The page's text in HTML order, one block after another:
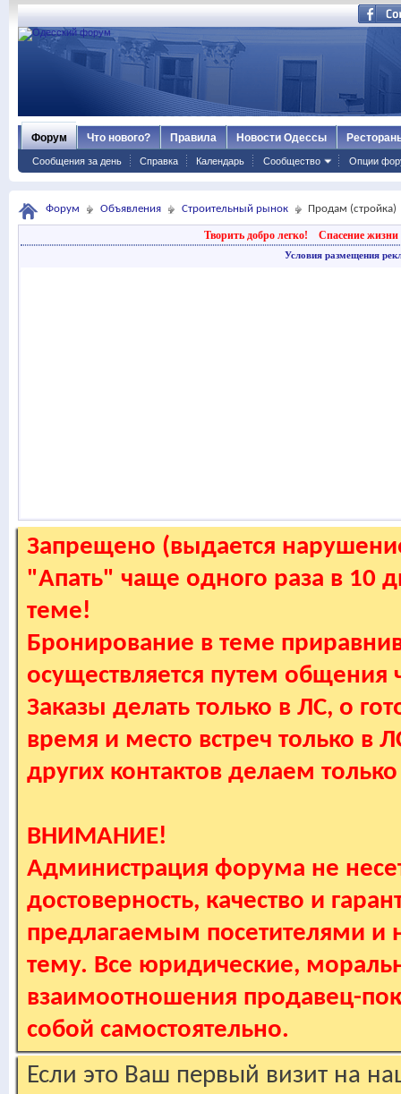
Форум
Сообщения за день Справка Календарь Сообщество Опции
Что нового? Правила Новости Одессы
Форум Объявления Строительный рынок Продам (стройка)
Творить добро легко! Спасение жизни
Условия размещения
Запрещено (выдается
"Апать" чаще одного раза в 10
теме!
Бронирование в теме
осуществляется путем
Заказы делать только в ЛС, о
время и место встреч только в
других контактов делаем
ВНИМАНИЕ!
Администрация форума не
достоверность, качество и
предлагаемым посетителями и
тему. Все юридические,
взаимоотношения продавец-
собой самостоятельно.
Если это Ваш первый визит на